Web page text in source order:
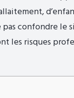
confondre le
les risques